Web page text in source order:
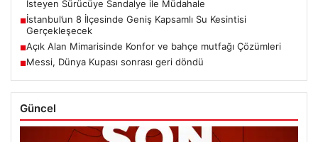
İsteyen Sürücüye Sandalye ile Müdahale
■İstanbul’un 8 İlçesinde Geniş Kapsamlı Su Kesintisi
Gerçekleşecek
■Açık Alan Mimarisinde Konfor ve bahçe mutfağı Çözümleri
■Messi, Dünya Kupası sonrası geri döndü
Güncel